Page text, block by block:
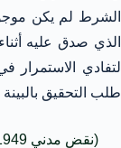
الشرط لم يكن
الذي صدق عليه
لتفادي الاستمرار
طلب التحقيق
(نقض مدني 29/12/1949 مجموعة القواعد القانونية 1-349-33)